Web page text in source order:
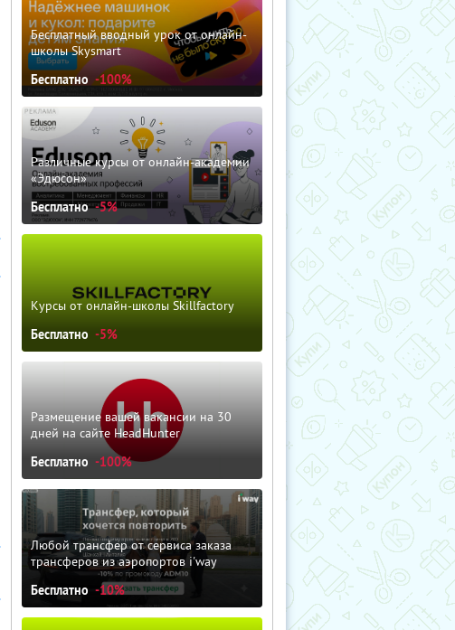
Бесплатный вводный урок от онлайн-
школы Skysmart
Бесплатно -100%
Различные курсы от онлайн-академии
«Эдюсон»
Бесплатно -5%
Курсы от онлайн-школы Skillfactory
Бесплатно -5%
Размещение вашей вакансии на 30
дней на сайте HeadHunter
Бесплатно -100%
Любой трансфер от сервиса заказа
трансферов из аэропортов i'way
Бесплатно -10%